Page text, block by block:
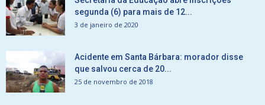
segunda (6) para mais de 12...
3 de janeiro de 2020
Acidente em Santa Bárbara: morador disse
que salvou cerca de 20...
25 de novembro de 2018